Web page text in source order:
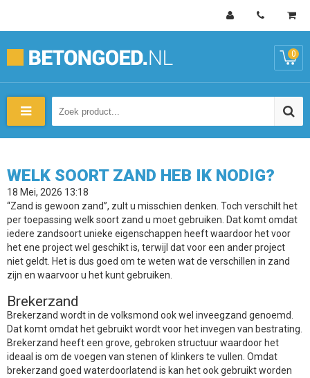
0
WELK SOORT ZAND HEB IK NODIG?
18 Mei, 2026 13:18
“Zand is gewoon zand”, zult u misschien denken. Toch verschilt het
per toepassing welk soort zand u moet gebruiken. Dat komt omdat
iedere zandsoort unieke eigenschappen heeft waardoor het voor
het ene project wel geschikt is, terwijl dat voor een ander project
niet geldt. Het is dus goed om te weten wat de verschillen in zand
zijn en waarvoor u het kunt gebruiken.
Brekerzand
Brekerzand wordt in de volksmond ook wel inveegzand genoemd.
Dat komt omdat het gebruikt wordt voor het invegen van bestrating.
Brekerzand heeft een grove, gebroken structuur waardoor het
ideaal is om de voegen van stenen of klinkers te vullen. Omdat
brekerzand goed waterdoorlatend is kan het ook gebruikt worden